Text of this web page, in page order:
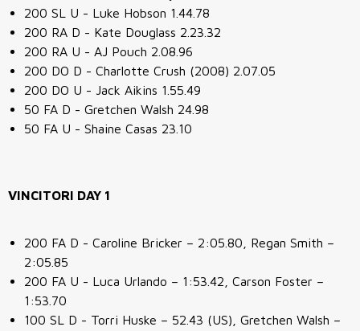
200 SL U - Luke Hobson 1.44.78
200 RA D - Kate Douglass 2.23.32
200 RA U - AJ Pouch 2.08.96
200 DO D - Charlotte Crush (2008) 2.07.05
200 DO U - Jack Aikins 1.55.49
50 FA D - Gretchen Walsh 24.98
50 FA U - Shaine Casas 23.10
VINCITORI DAY 1
200 FA D - Caroline Bricker – 2:05.80, Regan Smith –
2:05.85
200 FA U - Luca Urlando – 1:53.42, Carson Foster –
1:53.70
100 SL D - Torri Huske – 52.43 (US), Gretchen Walsh –